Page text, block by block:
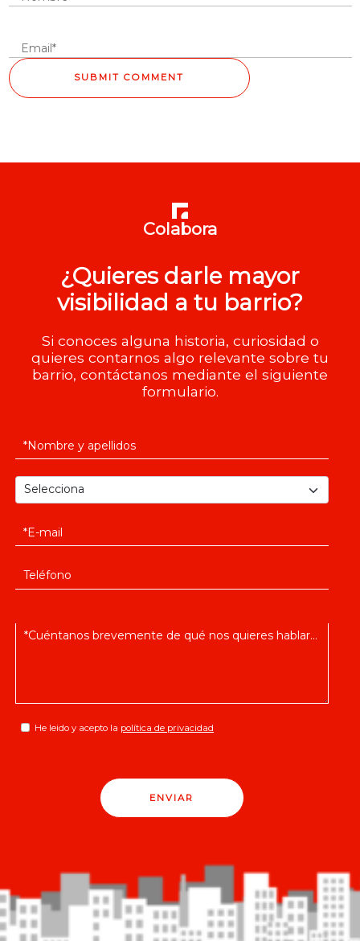
Colabora
¿Quieres darle mayor
visibilidad a tu barrio?
Si conoces alguna historia, curiosidad o
quieres contarnos algo relevante sobre tu
barrio, contáctanos mediante el siguiente
formulario.
He leido y acepto la política de privacidad
ENVIAR